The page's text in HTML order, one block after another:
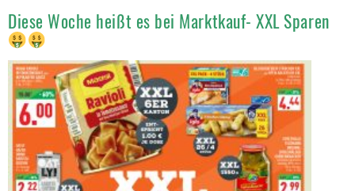
Diese Woche heißt es bei Marktkauf- XXL Sparen